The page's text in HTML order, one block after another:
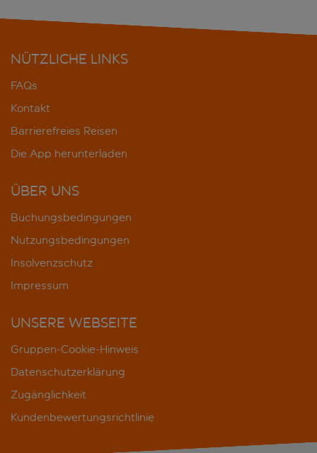
NÜTZLICHE LINKS
FAQs
Kontakt
Barrierefreies Reisen
Die App herunterladen
ÜBER UNS
Buchungsbedingungen
Nutzungsbedingungen
Insolvenzschutz
Impressum
UNSERE WEBSEITE
Gruppen-Cookie-Hinweis
Datenschutzerklärung
Zugänglichkeit
Kundenbewertungsrichtlinie